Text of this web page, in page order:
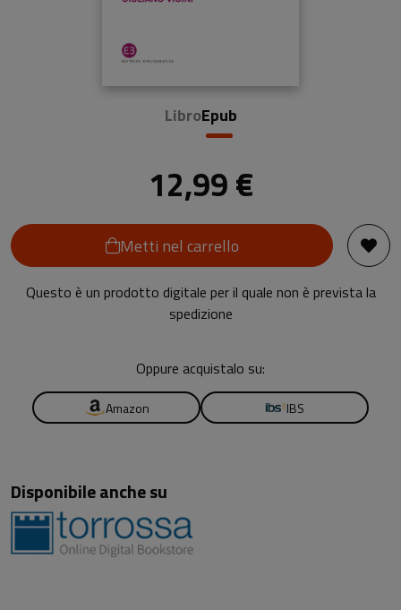
LibroEpub
12,99 €
Metti nel carrello
Questo è un prodotto digitale per il quale non è prevista la
spedizione
Oppure acquistalo su:
Amazon IBS
Disponibile anche su